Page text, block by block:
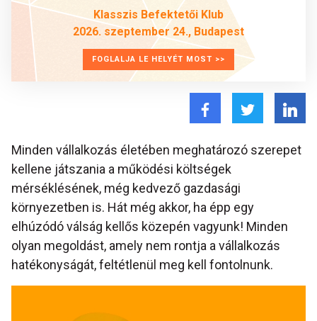
Klasszis Befektetői Klub
2026. szeptember 24., Budapest
FOGLALJA LE HELYÉT MOST >>
Minden vállalkozás életében meghatározó szerepet
kellene játszania a működési költségek
mérséklésének, még kedvező gazdasági
környezetben is. Hát még akkor, ha épp egy
elhúzódó válság kellős közepén vagyunk! Minden
olyan megoldást, amely nem rontja a vállalkozás
hatékonyságát, feltétlenül meg kell fontolnunk.